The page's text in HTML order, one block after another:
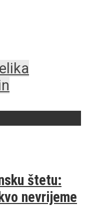
štetu:
nevrijeme